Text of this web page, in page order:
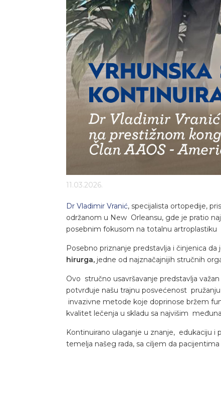
11.03.2026.
Dr Vladimir Vranić, specijalista ortopedije,
održanom u New Orleansu, gde je pratio
posebnim fokusom na totalnu artroplastiku
Posebno priznanje predstavlja i činjenica
hirurga, jedne od najznačajnijih stručnih
Ovo stručno usavršavanje predstavlja
potvrđuje našu trajnu posvećenost
invazivne metode koje doprinose bržem
kvalitet lečenja u skladu sa najvišim
Kontinuirano ulaganje u znanje, edukaciju
temelja našeg rada, sa ciljem da